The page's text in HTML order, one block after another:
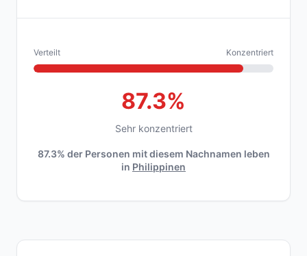
Verteilt Konzentriert
87.3%
Sehr konzentriert
87.3% der Personen mit diesem Nachnamen leben
in Philippinen